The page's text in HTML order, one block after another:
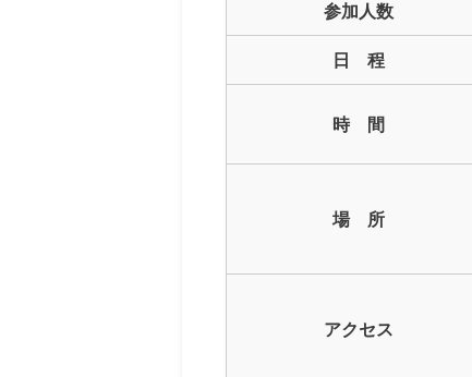
参加人数
日 程
時 間
場 所
アクセス